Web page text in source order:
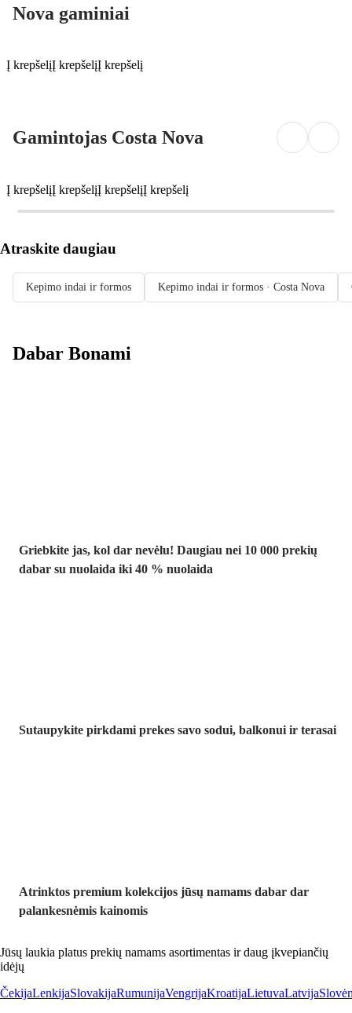
Nova gaminiai
Į krepšelįĮ krepšelįĮ krepšelį
Gamintojas Costa Nova
Į krepšelįĮ krepšelįĮ krepšelįĮ krepšelį
Atraskite daugiau
Kepimo indai ir formos Kepimo indai ir formos · Costa Nova
Dabar Bonami
Griebkite jas, kol dar nevėlu! Daugiau nei 10 000 prekių
dabar su nuolaida iki 40 % nuolaida
Sutaupykite pirkdami prekes savo sodui, balkonui ir terasai
Atrinktos premium kolekcijos jūsų namams dabar dar
palankesnėmis kainomis
Jūsų laukia platus prekių namams asortimentas ir daug įkvepiančių
idėjų
ČekijaLenkijaSlovakijaRumunijaVengrijaKroatijaLietuvaLatvija